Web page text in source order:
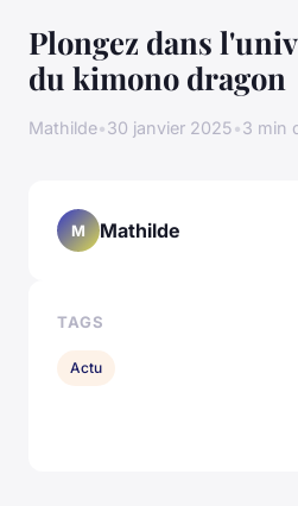
Plongez dans
du kimono dragon
Mathilde•30 janvier 2025•3 min
M Mathilde
TAGS
Actu